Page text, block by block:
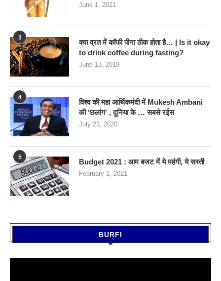
June 1, 2021
3
क्या व्रत में कॉफी पीना ठीक होता है… | Is it okay
to drink coffee during fasting?
June 13, 2019
4
विश्व की महा आर्थिकमंदी में Mukesh Ambani
की ‘छलांग’ , दुनिया के … सबसे रईस
July 23, 2020
5
Budget 2021 : आम बजट में ये महंगी, ये सस्‍ती
February 1, 2021
BURFI